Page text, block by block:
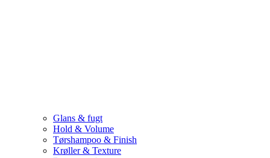
Glans & fugt
Hold & Volume
Tørshampoo & Finish
Krøller & Texture